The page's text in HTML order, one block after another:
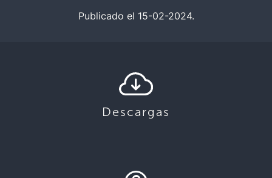
Publicado el 15-02-2024.
Descargas